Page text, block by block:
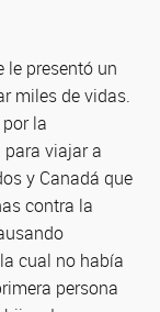
le presentó un
miles de vidas.
la
viajar a
y Canadá que
contra la
cual no había
persona